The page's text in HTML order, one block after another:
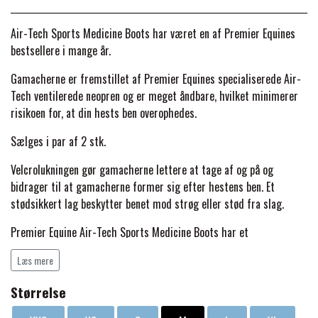
TERAPI PRODUKTER
HUER & HALSTØRKLÆDER
GAVEARTIKLER VOKSNE
INSEKTBESKYTTELSE
HESTEBOLCHER & TREATS
TILSKUD & VITAMINER
STALD & FOLD
SKO & SMEDEVÆRKTØJ
TRAVDÆKKEN & TILBEHØR
SKO & VÆRKTØJ
VOGNE & TILBEHØR
TRAV KUSK
PONYTRAV
GALOP
PREMIER EQUINE LINERS & DÆKKEN
TILBEHØR
PREMIER EQUINE WALKER & RIDEDÆKKEN
PREMIER EQUINE INSEKTBESKYTTELSE
PREMIER EQUINE MAGNET & INFRARØD
TERAPI
PREMIER EQUINE GRIMER & TRÆKTOV
PREMIER EQUINE TRENSE & TILBEHØR
CARR & DAY & MARTIN
CUSTOM
EMIN
FENWICK LIQUID TITANIUM®
Air-Tech Sports Medicine Boots har været en af Premier Equines
bestsellere i mange år.
Gamacherne er fremstillet af Premier Equines specialiserede Air-
Tech ventilerede neopren og er meget åndbare, hvilket minimerer
risikoen for, at din hests ben overophedes.
Sælges i par af 2 stk.
Velcrolukningen gør gamacherne lettere at tage af og på og
bidrager til at gamacherne former sig efter hestens ben. Et
stødsikkert lag beskytter benet mod strøg eller stød fra slag.
Premier Equine Air-Tech Sports Medicine Boots har et
fugttransporterende jersey foer, der optimerer tørring og har en
blød inderside, ideel til heste med følsom hud.
Gamacherne er anatomisk designet og anbefales af dyrlæger med
det formål at støtte alle større sener og ledbånd i din hests ben.
Læs mere
Størrelse